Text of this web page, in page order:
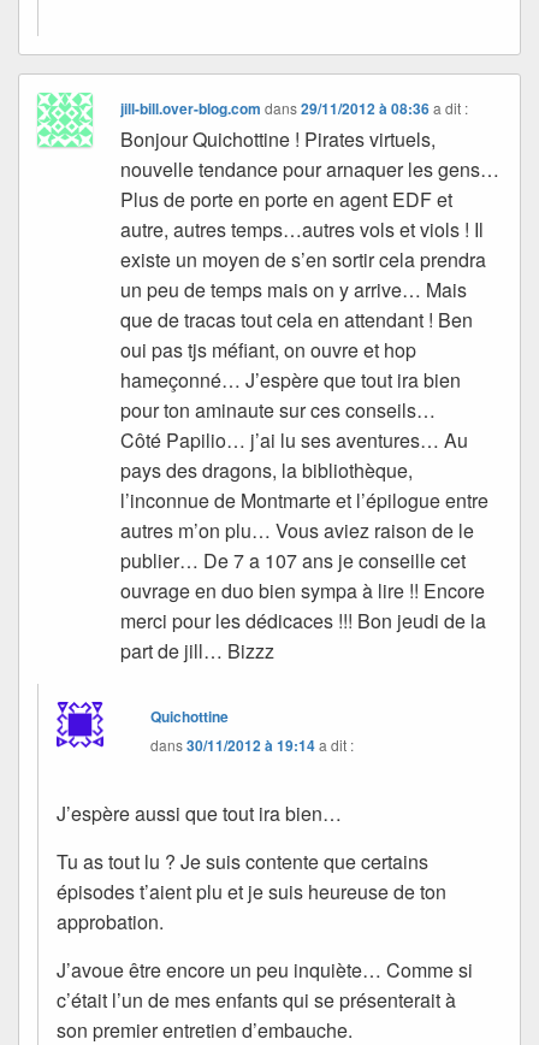
jill-bill.over-blog.com dans29/11/2012 à 08:36 a dit :
Bonjour Quichottine ! Pirates virtuels,
nouvelle tendance pour arnaquer les gens…
Plus de porte en porte en agent EDF et
autre, autres temps…autres vols et viols ! Il
existe un moyen de s’en sortir cela prendra
un peu de temps mais on y arrive… Mais
que de tracas tout cela en attendant ! Ben
oui pas tjs méfiant, on ouvre et hop
hameçonné… J’espère que tout ira bien
pour ton aminaute sur ces conseils…
Côté Papilio… j’ai lu ses aventures… Au
pays des dragons, la bibliothèque,
l’inconnue de Montmarte et l’épilogue entre
autres m’on plu… Vous aviez raison de le
publier… De 7 a 107 ans je conseille cet
ouvrage en duo bien sympa à lire !! Encore
merci pour les dédicaces !!! Bon jeudi de la
part de jill… Bizzz
Quichottine
dans30/11/2012 à 19:14a dit :
J’espère aussi que tout ira bien…
Tu as tout lu ? Je suis contente que certains
épisodes t’aient plu et je suis heureuse de ton
approbation.
J’avoue être encore un peu inquiète… Comme si
c’était l’un de mes enfants qui se présenterait à
son premier entretien d’embauche.